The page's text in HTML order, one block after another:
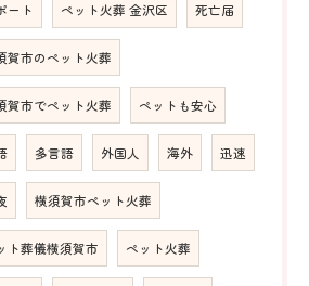
ート ペット火葬 金沢区 死亡届
賀市のペット火葬
賀市でペット火葬 ペットも安心
多言語 外国人 海外 迅速
横須賀市ペット火葬
ト葬儀横須賀市 ペット火葬